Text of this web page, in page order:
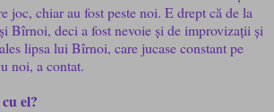
joc, chiar au fost peste noi. E drept că de la
Bîrnoi, deci a fost nevoie și de improvizații și
lipsa lui Bîrnoi, care jucase constant pe
noi, a contat.
el?